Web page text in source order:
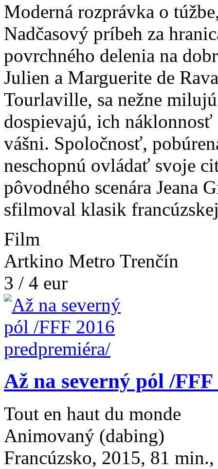
Moderná rozprávka o
Nadčasový príbeh za
povrchného delenia na
Julien a Marguerite de
Tourlaville, sa nežne
dospievajú, ich náklonnosť
vášni. Spoločnosť,
neschopnú ovládať svoje
pôvodného scenára Jeana
sfilmoval klasik
Film
Artkino Metro Trenčín
3 / 4 eur
Až na severný pól /
Tout en haut du monde
Animovaný (dabing)
Francúzsko, 2015, 81